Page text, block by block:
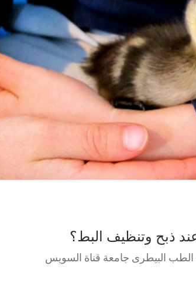
ذبح وتنظيف البط؟
الطب البيطرى جامعة قناة السويس